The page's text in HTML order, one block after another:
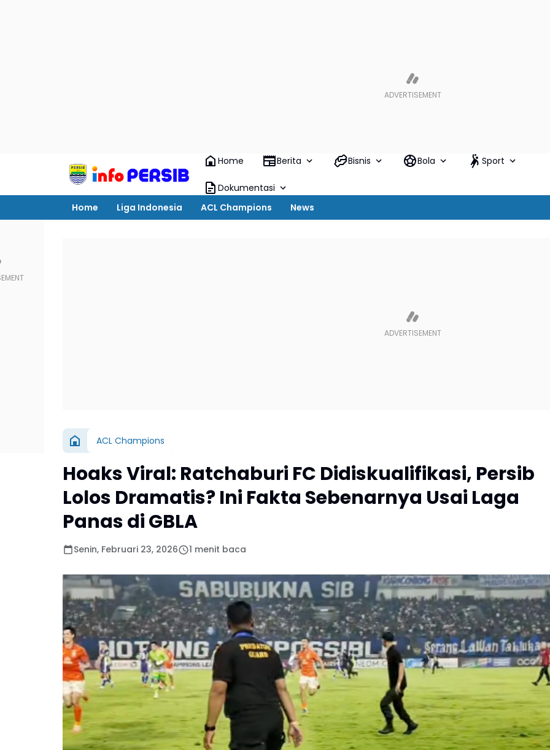
Home Berita Bisnis Bola Sport
Dokumentasi
Home
Liga Indonesia ACL Champions News
ACL Champions
Hoaks Viral: Ratchaburi FC Didiskualifikasi, Persib
Lolos Dramatis? Ini Fakta Sebenarnya Usai Laga
Panas di GBLA
Senin, Februari 23, 2026 1 menit baca